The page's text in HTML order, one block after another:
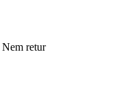
Nem retur